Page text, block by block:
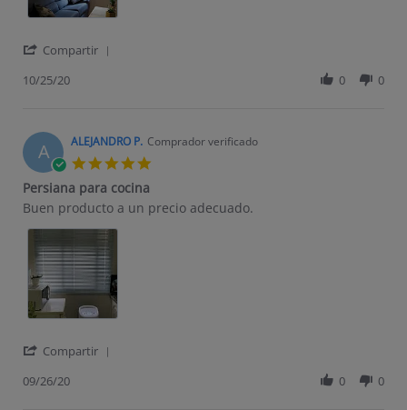
Compartir
10/25/20 0 0
A ALEJANDRO P. Comprador verificado
Persiana para cocina
Review by ALEJANDRO P. on 26 Sep 2020
review stating Persiana para cocina
Buen producto a un precio adecuado.
Compartir
09/26/20 0 0